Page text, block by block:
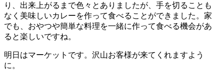
り、出来上がるまで色々とありましたが、手を切ることも
なく美味しいカレーを作って食べることができました。家
でも、おやつや簡単な料理を一緒に作って食べる機会があ
ると楽しいですね。
明日はマーケットです。沢山お客様が来てくれますよう
に。